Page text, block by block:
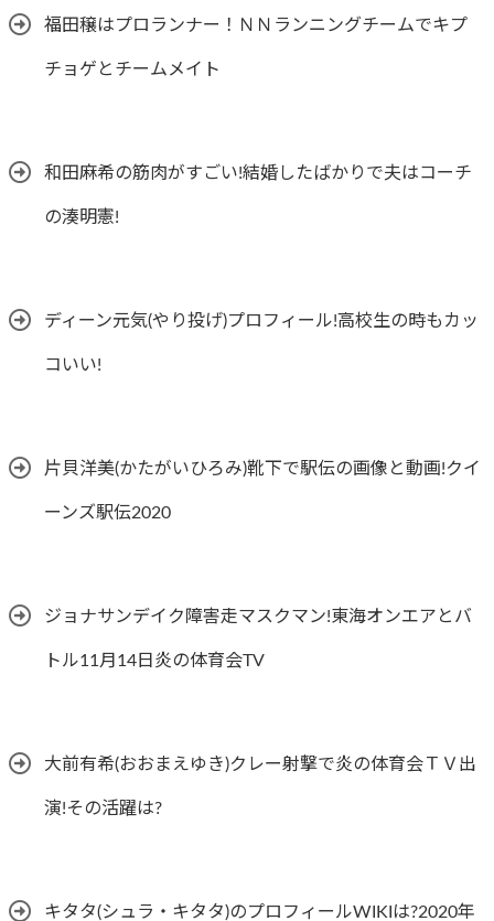
福田穣はプロランナー！ＮＮランニングチームでキプ
チョゲとチームメイト
和田麻希の筋肉がすごい!結婚したばかりで夫はコーチ
の湊明憲!
ディーン元気(やり投げ)プロフィール!高校生の時もカッ
コいい!
片貝洋美(かたがいひろみ)靴下で駅伝の画像と動画!クイ
ーンズ駅伝2020
ジョナサンデイク障害走マスクマン!東海オンエアとバ
トル11月14日炎の体育会TV
大前有希(おおまえゆき)クレー射撃で炎の体育会ＴＶ出
演!その活躍は?
キタタ(シュラ・キタタ)のプロフィールWIKIは?2020年